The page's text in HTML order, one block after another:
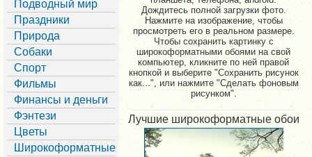
Подводный мир
Праздники
Природа
Собаки
Спорт
Фильмы
Финансы и деньги
Фэнтези
Цветы
Широкоформатные
Дождитесь полной загрузки фото.
Нажмите на изображение, чтобы
просмотреть его в реальном размере.
Чтобы сохранить картинку с
широкоформатными обоями на свой
компьютер, кликните по ней правой
кнопкой и выберите "Сохранить рисунок
как...", или нажмите "Сделать фоновым
рисунком".
Лучшие широкоформатные обои